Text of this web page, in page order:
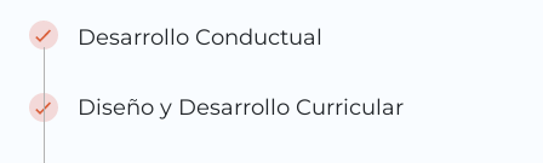
Desarrollo Conductual
Diseño y Desarrollo Curricular